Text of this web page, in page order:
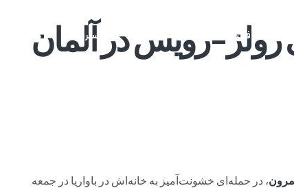
فونیکس فونیکس NEV اکستریم موتورسیکلترویس در آلمان
، در حمله‌ای خشونت‌آمیز به خانه‌اش در باواریا در جمعه